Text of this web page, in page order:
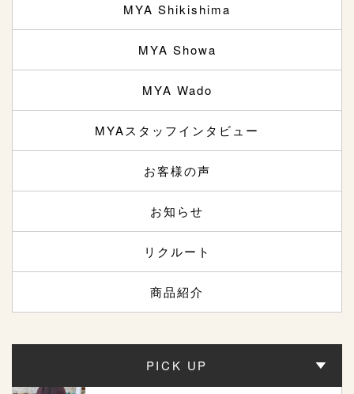
MYA Shikishima
MYA Showa
MYA Wado
MYAスタッフインタビュー
お客様の声
お知らせ
リクルート
商品紹介
PICK UP